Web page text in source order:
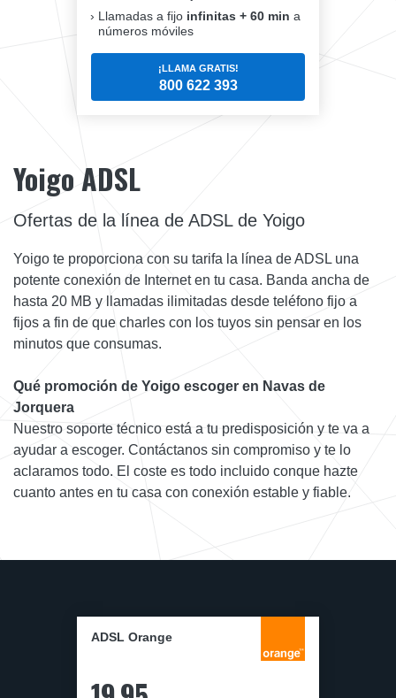
Llamadas a fijo infinitas + 60 min a
números móviles
¡LLAMA GRATIS!
800 622 393
Yoigo ADSL
Ofertas de la línea de ADSL de Yoigo
Yoigo te proporciona con su tarifa la línea de ADSL una
potente conexión de Internet en tu casa. Banda ancha de
hasta 20 MB y llamadas ilimitadas desde teléfono fijo a
fijos a fin de que charles con los tuyos sin pensar en los
minutos que consumas.
Qué promoción de Yoigo escoger en Navas de
Jorquera
Nuestro soporte técnico está a tu predisposición y te va a
ayudar a escoger. Contáctanos sin compromiso y te lo
aclaramos todo. El coste es todo incluido conque hazte
cuanto antes en tu casa con conexión estable y fiable.
ADSL Orange